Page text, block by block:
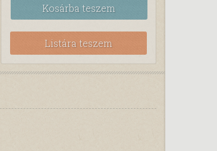
Kosárbateszem
Listára teszem